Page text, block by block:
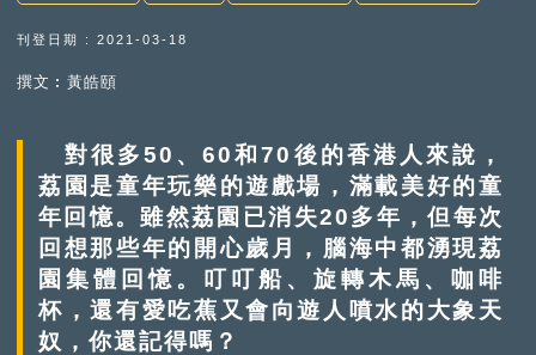
刊登日期 : 2021-03-18
撰文︰黃皓頤
對很多50、60和70後的香港人來說，
荔園是童年玩樂的遊戲場，滿載美好的童
年回憶。雖然荔園已消失20多年，但每次
回想那些年的開心歲月，腦海中都湧現荔
園集體回憶。叮叮船、旋轉木馬、咖啡
杯，還有愛吃蕉又會向遊人噴水的大象天
奴，你還記得嗎？